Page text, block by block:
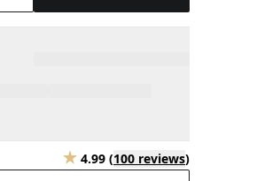
4.99 (100 reviews)